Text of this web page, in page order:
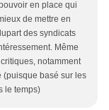
en place qui
de mettre en
des syndicats
Même
notamment
(puisque basé sur les
le temps)